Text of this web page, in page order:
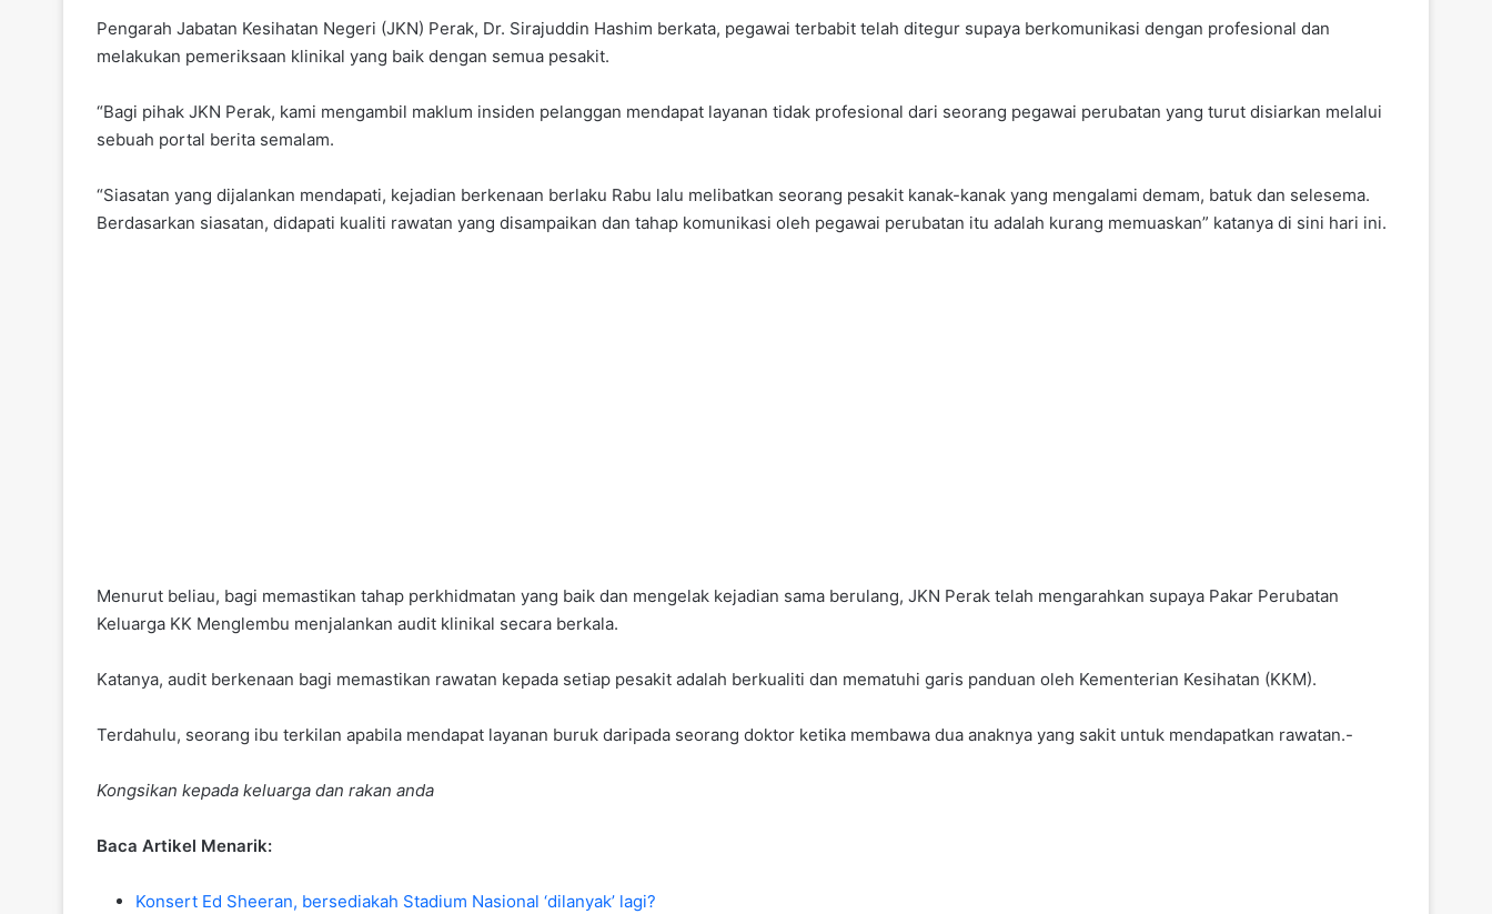
Pengarah Jabatan Kesihatan Negeri (JKN) Perak, Dr. Sirajuddin Hashim berkata, pegawai terbabit telah ditegur supaya berkomunikasi dengan profesional dan
melakukan pemeriksaan klinikal yang baik dengan semua pesakit.
“Bagi pihak JKN Perak, kami mengambil maklum insiden pelanggan mendapat layanan tidak profesional dari seorang pegawai perubatan yang turut disiarkan melalui
sebuah portal berita semalam.
“Siasatan yang dijalankan mendapati, kejadian berkenaan berlaku Rabu lalu melibatkan seorang pesakit kanak-kanak yang mengalami demam, batuk dan selesema.
Berdasarkan siasatan, didapati kualiti rawatan yang disampaikan dan tahap komunikasi oleh pegawai perubatan itu adalah kurang memuaskan” katanya di sini hari ini.
Menurut beliau, bagi memastikan tahap perkhidmatan yang baik dan mengelak kejadian sama berulang, JKN Perak telah mengarahkan supaya Pakar Perubatan
Keluarga KK Menglembu menjalankan audit klinikal secara berkala.
Katanya, audit berkenaan bagi memastikan rawatan kepada setiap pesakit adalah berkualiti dan mematuhi garis panduan oleh Kementerian Kesihatan (KKM).
Terdahulu, seorang ibu terkilan apabila mendapat layanan buruk daripada seorang doktor ketika membawa dua anaknya yang sakit untuk mendapatkan rawatan.-
Kongsikan kepada keluarga dan rakan anda
Baca Artikel Menarik:
Konsert Ed Sheeran, bersediakah Stadium Nasional ‘dilanyak’ lagi?